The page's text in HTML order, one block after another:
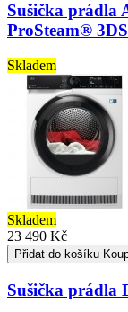
Sušička prádla
ProSteam®
Skladem
Skladem
23 490 Kč
Přidat do košíku
Sušička prádla